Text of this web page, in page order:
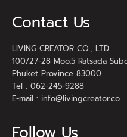
Contact Us
LIVING CREATOR CO., LTD.
100/27-28 Moo.5 Ratsada
Phuket Province 83000
Tel : 062-245-9288
E-mail : info@livingcreator.co